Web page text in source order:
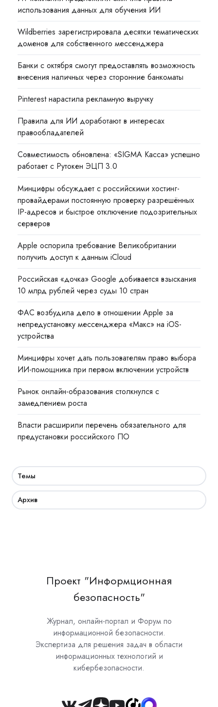
использования данных для обучения ИИ
Wildberries зарегистрировала десятки тематических
доменов для собственного мессенджера
Банки с октября смогут предоставлять возможность
внесения наличных через сторонние банкоматы
Pinterest нарастила рекламную выручку
Правила для ИИ доработают в интересах
правообладателей
Совместимость обновлена: «SIGMA Касса» успешно
работает с Рутокен ЭЦП 3.0
Минцифры обсуждает с российскими хостинг-
провайдерами постоянную проверку разрешённых
IP-адресов и быстрое отключение подозрительных
серверов
Apple оспорила требование Великобритании
получить доступ к данным iCloud
Российская «дочка» Google добивается взыскания
10 млрд рублей через суды 10 стран
ФАС возбудила дело в отношении Apple за
непредустановку мессенджера «Макс» на iOS-
устройства
Минцифры хочет дать пользователям право выбора
ИИ-помощника при первом включении устройств
Рынок онлайн-образования столкнулся с
замедлением роста
Власти расширили перечень обязательного для
предустановки российского ПО
Темы
Архив
Проект "Информционная
безопасность"
Журнал, онлайн-портал и Форум по
информационной безопасности.
Экспертиза для решения задач в области
информационных технологий и
кибербезопасности.